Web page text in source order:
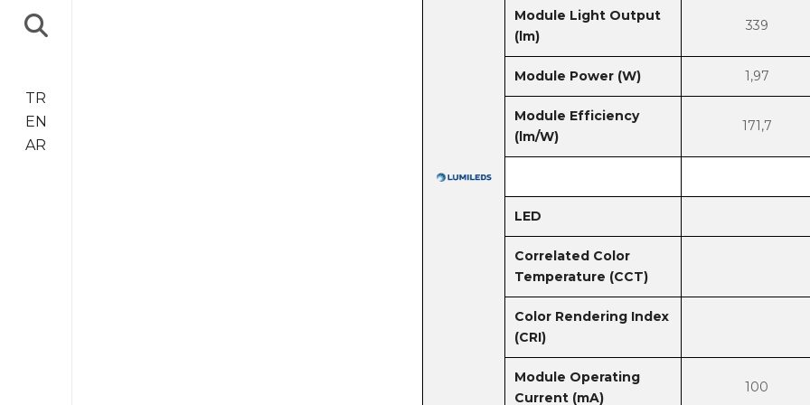
TR
EN
AR
Module Light Output
(lm)
339
Module Power (W) 1,97
Module Efficiency
(lm/W)
171,7
LED
Correlated Color
Temperature (CCT)
Color Rendering Index
(CRI)
Module Operating
Current (mA)
100